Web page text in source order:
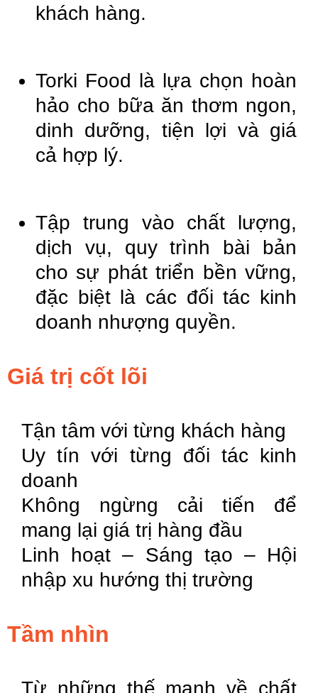
khách hàng.
Torki Food là lựa chọn hoàn
hảo cho bữa ăn thơm ngon,
dinh dưỡng, tiện lợi và giá
cả hợp lý.
Tập trung vào chất lượng,
dịch vụ, quy trình bài bản
cho sự phát triển bền vững,
đặc biệt là các đối tác kinh
doanh nhượng quyền.
Giá trị cốt lõi
Tận tâm với từng khách hàng
Uy tín với từng đối tác kinh
doanh
Không ngừng cải tiến để
mang lại giá trị hàng đầu
Linh hoạt – Sáng tạo – Hội
nhập xu hướng thị trường
Tầm nhìn
Từ những thế mạnh về chất